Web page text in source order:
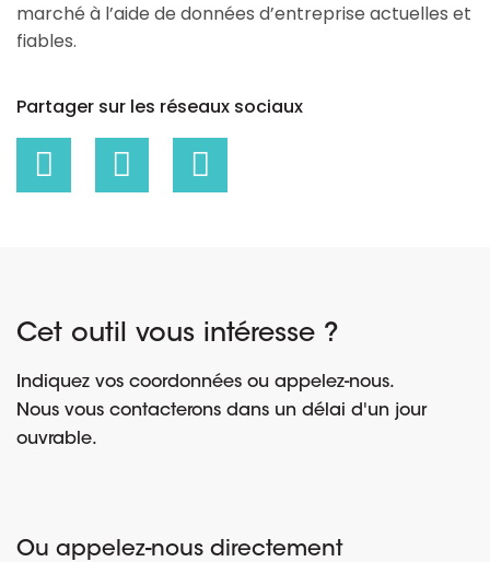
marché à l’aide de données d’entreprise actuelles et
fiables.
Partager sur les réseaux sociaux
Cet outil vous intéresse ?
Indiquez vos coordonnées ou appelez-nous.
Nous vous contacterons dans un délai d'un jour
ouvrable.
Ou appelez-nous directement